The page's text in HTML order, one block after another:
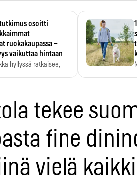
osoitti
ruokakaupassa –
vaikuttaa hintaan
hyllyssä ratkaisee,
tekee
fine
vielä kaikki